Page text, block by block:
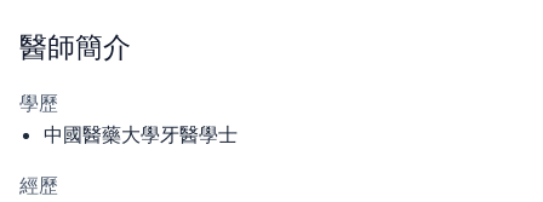
醫師簡介
學歷
中國醫藥大學牙醫學士
經歷